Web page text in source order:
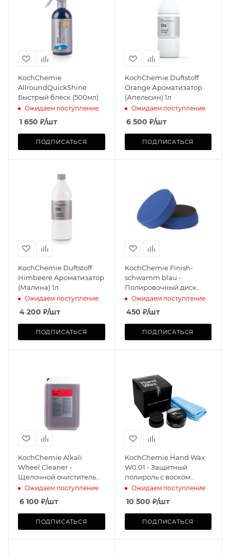
KochChemie
AllroundQuickShine
Быстрый блеск (500мл)
Ожидаем поступление
1 650 ₽/шт
ПОДПИСАТЬСЯ
KochChemie Duftstoff
Orange Ароматизатор
(Апельсин) 1л
Ожидаем поступление
6 500 ₽/шт
ПОДПИСАТЬСЯ
KochChemie Duftstoff
Himbeere Ароматизатор
(Малина) 1л
Ожидаем поступление
4 200 ₽/шт
ПОДПИСАТЬСЯ
KochChemie Finish-
schwamm blau -
Полировочный диск
поролон 85*23 mm
Ожидаем поступление
450 ₽/шт
ПОДПИСАТЬСЯ
KochChemie Alkali
Wheel Cleaner -
Щелочной очиститель
колёсных дисков (5 л)
Ожидаем поступление
6 100 ₽/шт
ПОДПИСАТЬСЯ
KochChemie Hand Wax
W0.01 - Защитный
полироль с воском
карнауба
Ожидаем поступление
10 500 ₽/шт
ПОДПИСАТЬСЯ